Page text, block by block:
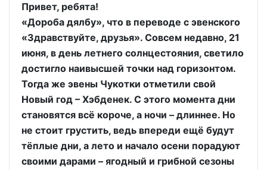
Привет, ребята!
«Дороба дялбу», что в переводе с эвенского
«Здравствуйте, друзья». Совсем недавно, 21
июня, в день летнего солнцестояния, светило
достигло наивысшей точки над горизонтом.
Тогда же эвены Чукотки отметили свой
Новый год – Хэбденек. С этого момента дни
становятся всё короче, а ночи – длиннее. Но
не стоит грустить, ведь впереди ещё будут
тёплые дни, а лето и начало осени порадуют
своими дарами – ягодный и грибной сезоны